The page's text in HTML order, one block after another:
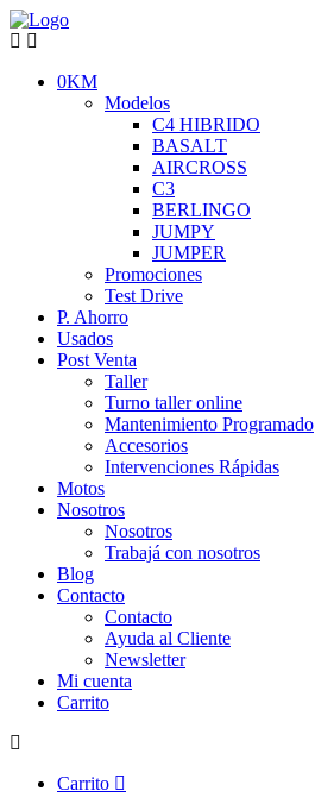
0KM
Modelos
C4 HIBRIDO
BASALT
AIRCROSS
C3
BERLINGO
JUMPY
JUMPER
Promociones
Test Drive
P. Ahorro
Usados
Post Venta
Taller
Turno taller online
Mantenimiento Programado
Accesorios
Intervenciones Rápidas
Motos
Nosotros
Nosotros
Trabajá con nosotros
Blog
Contacto
Contacto
Ayuda al Cliente
Newsletter
Mi cuenta
Carrito
Carrito